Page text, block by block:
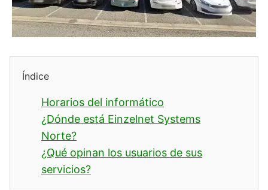
Índice
Horarios del informático
¿Dónde está Einzelnet Systems
Norte?
¿Qué opinan los usuarios de sus
servicios?